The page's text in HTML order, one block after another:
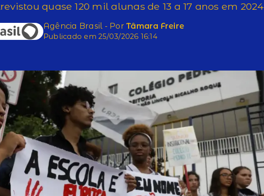
quase 120 mil alunas de 13 a 17 anos em 2024
Agência Brasil - PorTâmara Freire
Publicado em 25/03/2026 16:14